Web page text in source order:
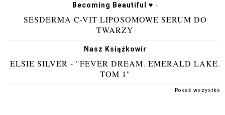
Becoming Beautiful ♥ ·
SESDERMA C-VIT LIPOSOMOWE SERUM DO
TWARZY
Nasz Książkowir
ELSIE SILVER - "FEVER DREAM. EMERALD LAKE.
TOM 1"
Pokaż wszystko